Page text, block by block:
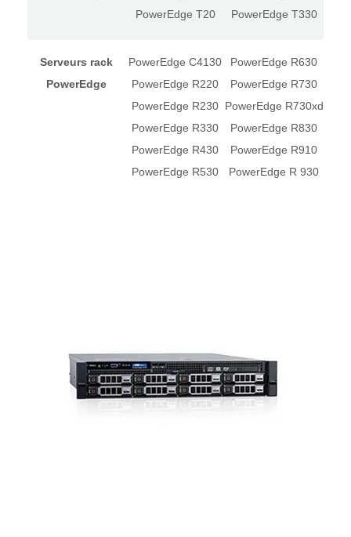
PowerEdge T20
PowerEdge T330
Serveurs rack
PowerEdge
PowerEdge C4130
PowerEdge R220
PowerEdge R230
PowerEdge R330
PowerEdge R430
PowerEdge R530
PowerEdge R630
PowerEdge R730
PowerEdge R730xd
PowerEdge R830
PowerEdge R910
PowerEdge R 930